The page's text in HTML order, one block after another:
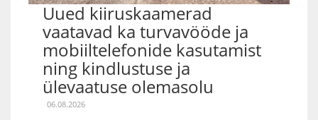
Uued kiiruskaamerad
vaatavad ka turvavööde ja
mobiiltelefonide kasutamist
ning kindlustuse ja
ülevaatuse olemasolu
06.08.2026